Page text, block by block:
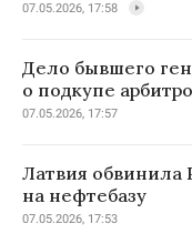
07.05.2026, 17:58
Дело бывшего
о подкупе
07.05.2026, 17:57
Латвия
на нефтебазу
07.05.2026, 17:53